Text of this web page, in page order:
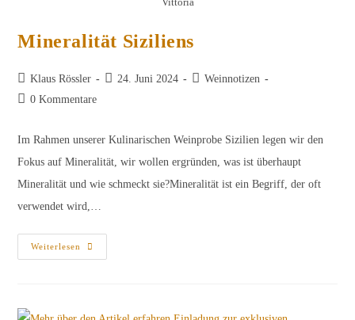
Mineralität Siziliens
Beitrags-
Autor:
Klaus Rössler
Beitrag
24. Juni 2024
Beitrags-
Weinnotizen
Beitrags-
0 Kommentare
Im Rahmen unserer Kulinarischen Weinprobe Sizilien legen wir den
Fokus auf Mineralität, wir wollen ergründen, was ist überhaupt
Mineralität und wie schmeckt sie?Mineralität ist ein Begriff, der oft
verwendet wird,…
Weiterlesen
Mineralität
Siziliens